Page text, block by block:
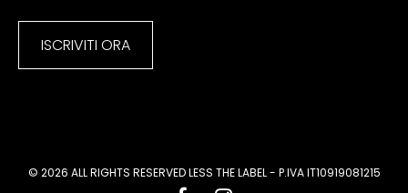
ISCRIVITI ORA
© 2026 ALL RIGHTS RESERVED LESS THE LABEL - P.IVA IT10919081215